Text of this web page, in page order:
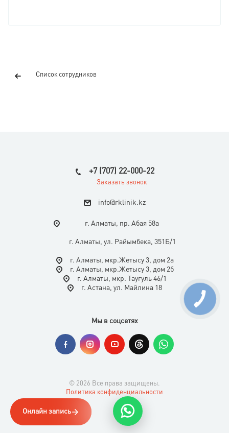
Список сотрудников
+7 (707) 22-000-22
Заказать звонок
info@rklinik.kz
г. Алматы, пр. Абая 58а
г. Алматы, ул. Райымбека, 351Б/1
г. Алматы, мкр.Жетысу 3, дом 2а
г. Алматы, мкр.Жетысу 3, дом 2б
г. Алматы, мкр. Таугуль 46/1
г. Астана, ул. Майлина 18
Мы в соцсетях
© 2026 Все права защищены.
Политика конфиденциальности